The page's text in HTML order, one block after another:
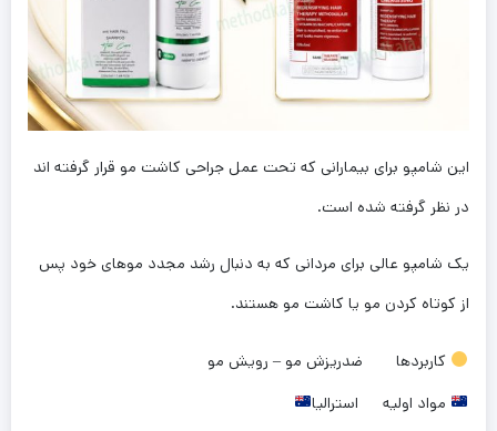
این شامپو برای بیمارانی که تحت عمل جراحی کاشت مو قرار گرفته اند
در نظر گرفته شده است.
یک شامپو عالی برای مردانی که به دنبال رشد مجدد موهای خود پس
از کوتاه کردن مو یا کاشت مو هستند.
کاربردها
ضدریزش مو – رویش مو
مواد اولیه
استرالیا